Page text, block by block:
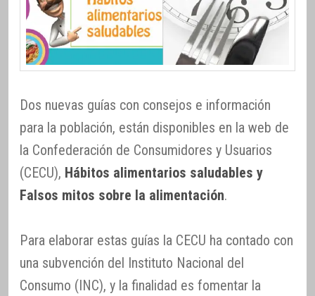
Dos nuevas guías con consejos e información
para la población, están disponibles en la web de
la Confederación de Consumidores y Usuarios
(CECU), Hábitos alimentarios saludables y
Falsos mitos sobre la alimentación.
Para elaborar estas guías la CECU ha contado con
una subvención del Instituto Nacional del
Consumo (INC), y la finalidad es fomentar la